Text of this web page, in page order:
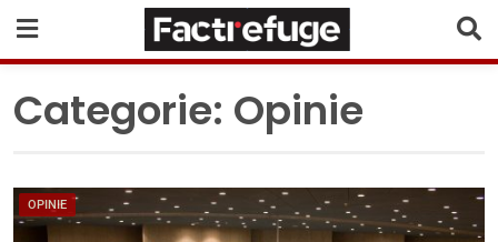
Categorie: Opinie
OPINIE